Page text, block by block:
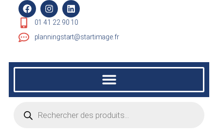
01 41 22 90 10
planningstart@startimage.fr